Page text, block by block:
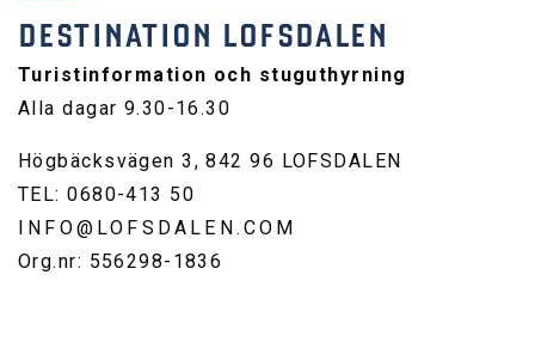
DESTINATION LOFSDALEN
Turistinformation och stuguthyrning
Alla dagar 9.30-16.30
Högbäcksvägen 3, 842 96 LOFSDALEN
TEL: 0680-413 50
INFO@LOFSDALEN.COM
Org.nr: 556298-1836